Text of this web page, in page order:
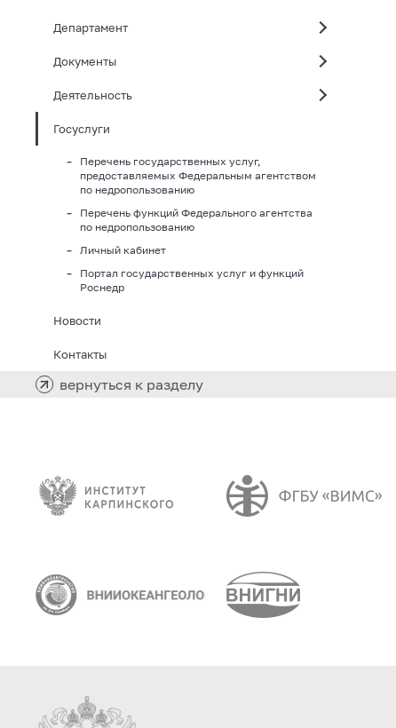
Департамент
Документы
Деятельность
Госуслуги
Перечень государственных услуг,
предоставляемых Федеральным агентством
по недропользованию
Перечень функций Федерального агентства
по недропользованию
Личный кабинет
Портал государственных услуг и функций
Роснедр
Новости
Контакты
вернуться к разделу